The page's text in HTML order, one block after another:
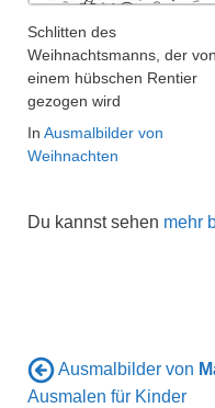
Schlitten des
Weihnachtsmanns, der von
einem hübschen Rentier
gezogen wird
In Ausmalbilder von
Weihnachten
Du kannst sehen mehr
Ausmalbilder von
Ausmalen für Kinder